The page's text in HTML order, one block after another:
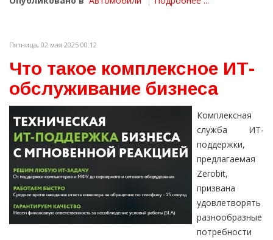
Пятница, 02 мая 2025 00:12
Что такое комплексное ИТ-
обслуживание бизнеса
Комплексная
служба ИТ-
поддержки,
предлагаемая
Zerobit,
призвана
удовлетворять
разнообразные
потребности